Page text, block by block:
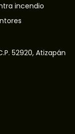
incendio
52920, Atizapán